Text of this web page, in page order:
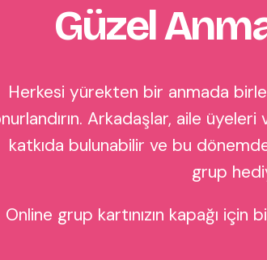
Güzel
Herkesi yürekten bir anmada
Arkadaşlar, aile
katkıda bulunabilir ve bu
grup
Online grup kartınızın kapağı için